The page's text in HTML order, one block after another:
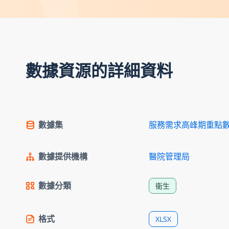
數據資源的詳細資料
數據集 服務需求高峰期重點
數據提供機構 醫院管理局
數據分類 衞生
格式 XLSX